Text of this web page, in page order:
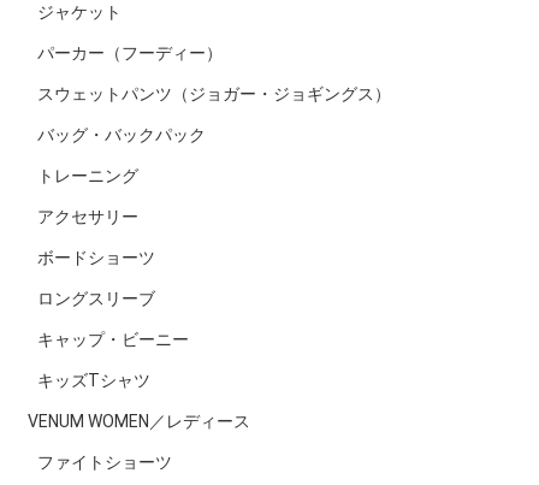
ジャケット
パーカー（フーディー）
スウェットパンツ（ジョガー・ジョギングス）
バッグ・バックパック
トレーニング
アクセサリー
ボードショーツ
ロングスリーブ
キャップ・ビーニー
キッズTシャツ
VENUM WOMEN／レディース
ファイトショーツ